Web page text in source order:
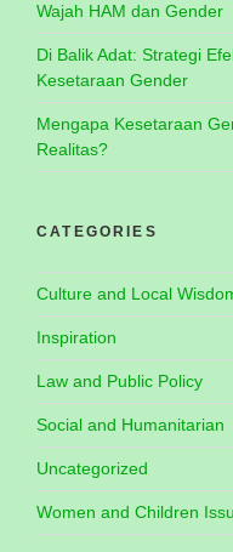
Wajah HAM dan Gender
Di Balik Adat: Strategi
Kesetaraan Gender
Mengapa Kesetaraan
Realitas?
CATEGORIES
Culture and Local
Inspiration
Law and Public Policy
Social and Humanitarian
Uncategorized
Women and Children